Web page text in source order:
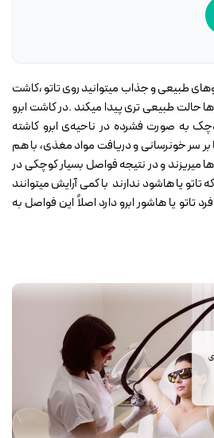
طبیعی و جذاب میتوانید روی تاتو ،کاشت
ها حالت طبیعی تری پیدا میکند .در کاشت ابرو
به صورت فشرده در ناحیه‌ی ابرو کاشته
سر خونرسانی و دریافت مواد مغذی، با هم
میریزند و در نتیجه فواصل بسیار کوچکی در
تاتو یا هاشود ندارند با کمی آرایش میتوانند
تاتو یا هاشور ابرو دارد اصلاً این فواصل به